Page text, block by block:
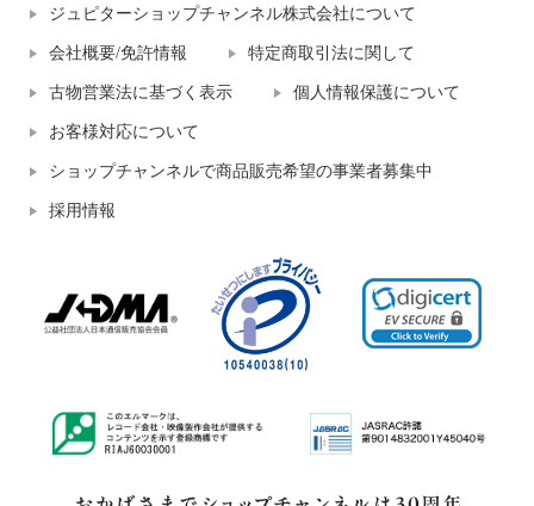
ジュピターショップチャンネル株式会社について
会社概要/免許情報 特定商取引法に関して
古物営業法に基づく表示 個人情報保護について
お客様対応について
ショップチャンネルで商品販売希望の事業者募集中
採用情報